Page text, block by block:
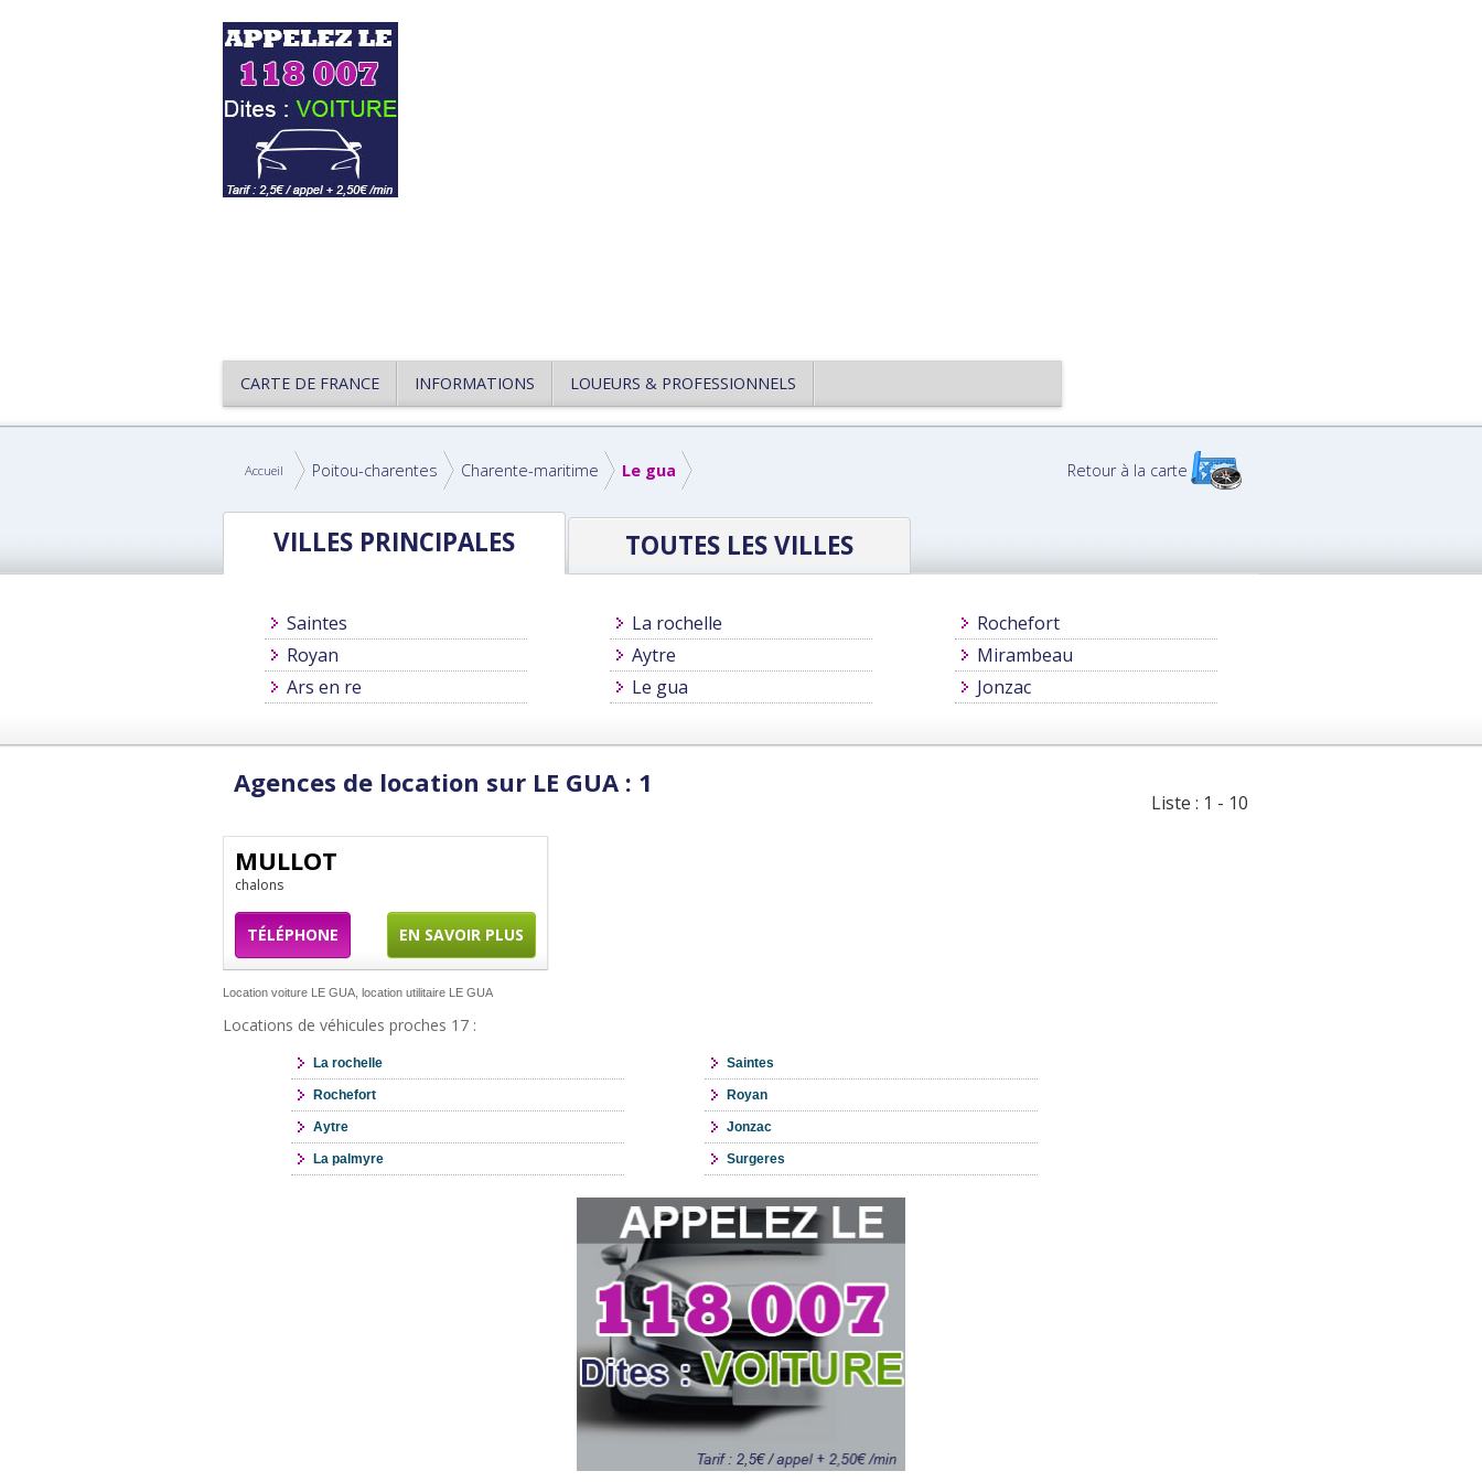
CARTE DE FRANCE INFORMATIONS LOUEURS & PROFESSIONNELS
Accueil Poitou-charentes Charente-maritime Le gua Retour à la carte
VILLES PRINCIPALES TOUTES LES VILLES
Saintes La rochelle
Rochefort
Royan
Aytre
Mirambeau
Ars en re
Le gua Jonzac
Agences de location sur LE GUA : 1
Liste : 1 - 10
MULLOT
chalons
TÉLÉPHONE EN SAVOIR PLUS
Location voiture LE GUA, location utilitaire LE GUA
Locations de véhicules proches 17 :
La rochelle Saintes
Rochefort Royan
Aytre Jonzac
La palmyre Surgeres